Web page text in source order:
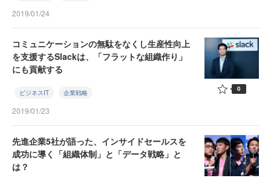
2019/01/24
コミュニケーションの無駄をなくし生産性向上
を支援するSlackは、「フラットな組織作り」
にも貢献する
ビジネスIT 企業戦略
2019/01/23
0
先進企業5社が語った、インサイドセールスを
成功に導く「組織体制」と「データ戦略」と
は？